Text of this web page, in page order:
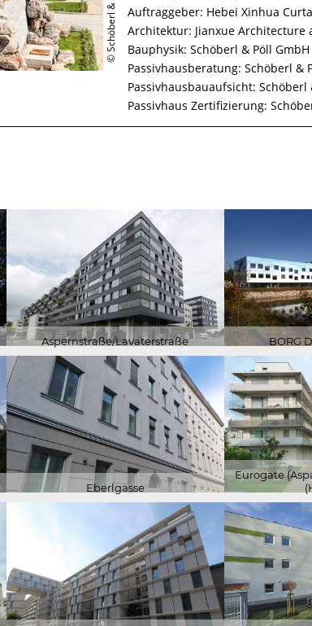
FÖRDERUNGEN
FORSCHUNG
Auftraggeber: Hebei Xinhua
Architektur: Jianxue Architecture
Bauphysik: Schöberl & Pöll GmbH
Passivhausberatung: Schöberl &
Passivhausbauaufsicht: Schöberl
Passivhaus Zertifizierung:
Aspernstraße/Lavaterstraße BORG
Eberlgasse
Eurogate